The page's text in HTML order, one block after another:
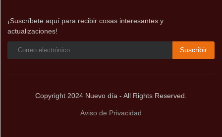
¡Suscríbete aquí para recibir cosas interesantes y
actualizaciones!
Suscribir
Copyright 2024 Nuevo día - All Rights Reserved.
Aviso de Privacidad